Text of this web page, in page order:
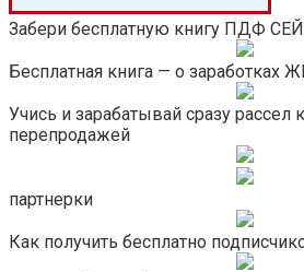
Забери бесплатную книгу ПДФ
Бесплатная книга — о заработках
Учись и зарабатывай сразу рассел
перепродажей
партнерки
Как получить бесплатно